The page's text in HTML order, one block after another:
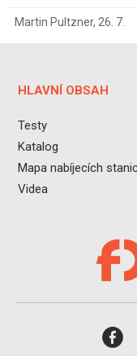
Martin Pultzner, 26. 7.
HLAVNÍ OBSAH
Testy
Katalog
Mapa nabíjecích
Videa